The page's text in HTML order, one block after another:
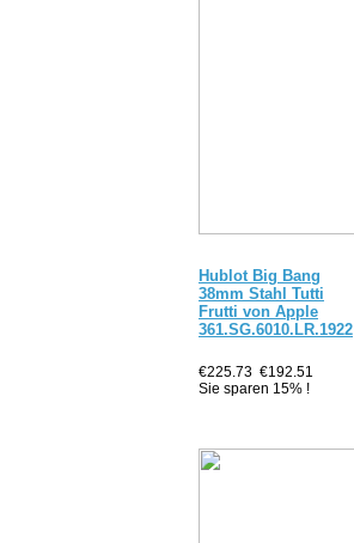
Hublot Big Bang
38mm Stahl Tutti
Frutti von Apple
361.SG.6010.LR.1922
€225.73 €192.51
Sie sparen 15% !